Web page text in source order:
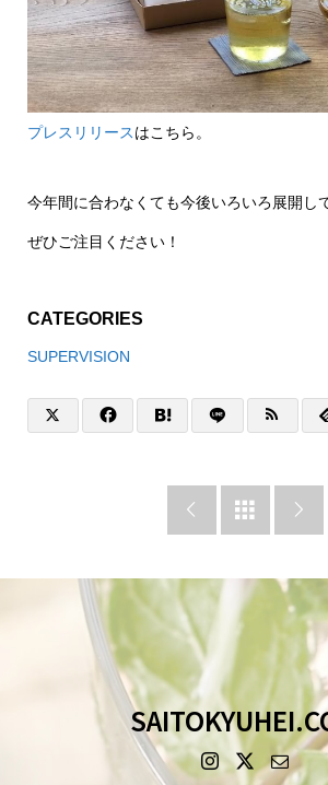
プレスリリースはこちら。
今年間に合わなくても今後いろいろ展開し
ぜひご注目ください！
CATEGORIES
SUPERVISION
  